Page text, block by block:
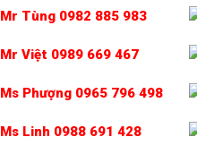
Mr Tùng 0982 885 983
Mr Việt 0989 669 467
Ms Phượng 0965 796 498
Ms Linh 0988 691 428